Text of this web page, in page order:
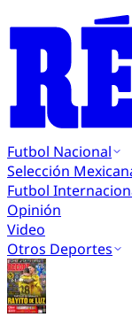
Futbol Nacional
Selección
Futbol
Opinión
Video
Otros Deportes